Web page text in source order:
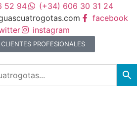
52 94
(+34) 606 30 31 24
facebook
instagram
PROFESIONALES